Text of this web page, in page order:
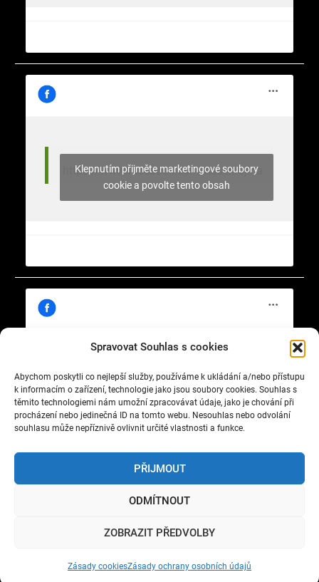
Spravovat Souhlas s cookies
Abychom poskytli co nejlepší služby, používáme k ukládání a/nebo přístupu
k informacím o zařízení, technologie jako jsou soubory cookies. Souhlas s
těmito technologiemi nám umožní zpracovávat údaje, jako je chování při
procházení nebo jedinečná ID na tomto webu. Nesouhlas nebo odvolání
souhlasu může nepříznivě ovlivnit určité vlastnosti a funkce.
PŘIJMOUT
ODMÍTNOUT
ZOBRAZIT PŘEDVOLBY
Zásady cookiesZásady ochrany osobních údajů
https://www.facebook.com/nasekrajina
Klepnutím přijměte marketingové soubory
cookie a povolte tento obsah
https://www.facebook.com/cisty.vzduch.v.Celakovicich
Klepnutím přijměte marketingové soubory
cookie a povolte tento obsah
Copyright © 2022 Okrašlovací spolek čelákovický. All
Nature Bliss byWEN Themes